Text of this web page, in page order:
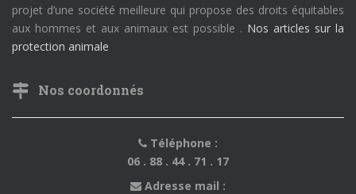
projet d’une société meilleure qui propose des droits équitables
aux hommes et aux animaux est possible . Nos articles sur la
protection animale
Nos coordonnés
Téléphone :
06 . 88 . 44 . 71 . 17
Adresse mail :